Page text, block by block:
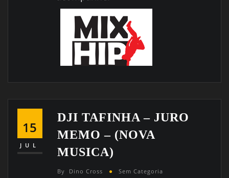
15
JUL
DJI TAFINHA – JURO
MEMO – (NOVA
MUSICA)
By Dino Cross Sem Categoria